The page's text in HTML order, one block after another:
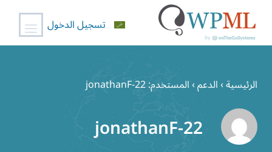
المحتوى
تسجيل الدخول
الرئيسية›الدعم›المستخدم: jonathanF-22
jonathanF-22